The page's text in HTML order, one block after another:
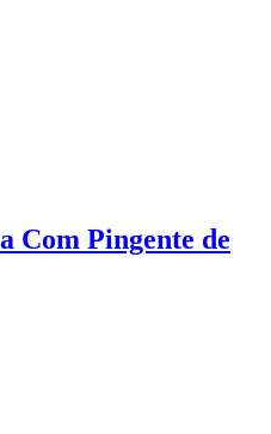
Com Pingente de